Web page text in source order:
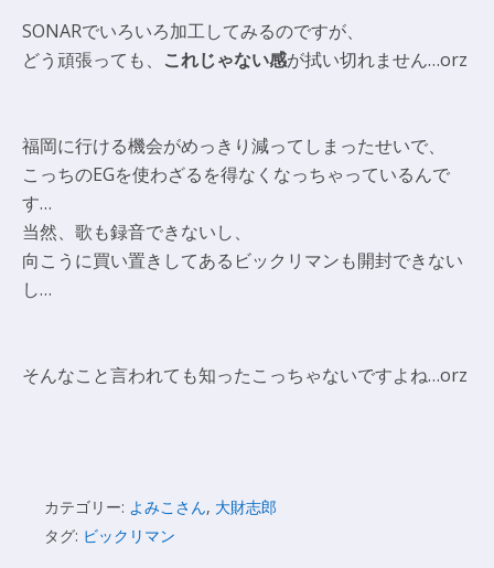
SONARでいろいろ加工してみるのですが、
どう頑張っても、 これじゃない感が拭い切れません…orz
福岡に行ける機会がめっきり減ってしまったせいで、
こっちのEGを使わざるを得なくなっちゃっているんで
す…
当然、歌も録音できないし、
向こうに買い置きしてあるビックリマンも開封できない
し…
そんなこと言われても知ったこっちゃないですよね…orz
カテゴリー: よみこさん, 大財志郎
タグ: ビックリマン